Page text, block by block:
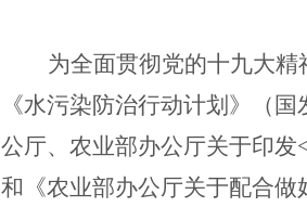
为全面贯彻党的十九大
《水污染防治行动计划》（
公厅、农业部办公厅关于印
和《农业部办公厅关于配合